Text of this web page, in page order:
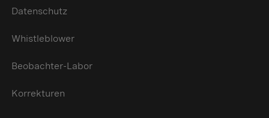
Datenschutz
Whistleblower
Beobachter-Labor
Korrekturen